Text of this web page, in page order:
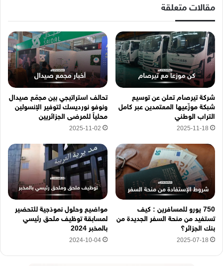
إ
ت
ر
و
ن
ي
ه
ن
ا
مقالات متعلقة
شركة تيرصام تعلن عن توسيع
شبكة موزّعيها المعتمدين عبر كامل
التراب الوطني
2025-11-18
تحالف استراتيجي بين مجمّع صيدال
ونوفو نورديسك لتوفير الإنسولين
محلياً للمرضى الجزائريين
2025-11-02
750 يورو للمسافرين : كيف
تستفيد من منحة السفر الجديدة من
بنك الجزائر؟
2025-07-18
مواضيع وحلول نموذجية للتحضير
لمسابقة توظيف ملحق رئيسي
بالمخبر 2024
2024-10-04